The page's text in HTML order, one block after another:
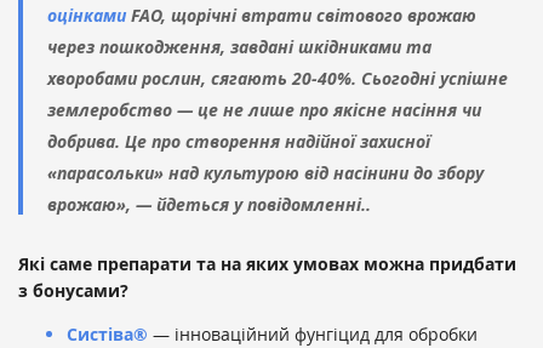
оцінками FAO, щорічні втрати світового врожаю
через пошкодження, завдані шкідниками та
хворобами рослин, сягають 20-40%. Сьогодні успішне
землеробство — це не лише про якісне насіння чи
добрива. Це про створення надійної захисної
«парасольки» над культурою від насінини до збору
врожаю», — йдеться у повідомленні..
Які саме препарати та на яких умовах можна придбати
з бонусами?
Систіва® — інноваційний фунгіцид для обробки